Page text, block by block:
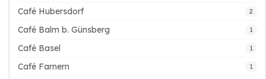
Café Hubersdorf 2
Café Balm b. Günsberg 1
Café Basel 1
Café Farnern 1